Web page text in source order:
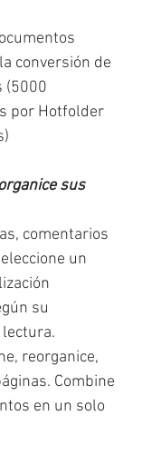
conversión de
(5000
por Hotfolder
sus
comentarios
un
su
reorganice,
Combine
en un solo